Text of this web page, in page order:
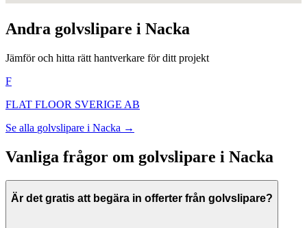
Andra golvslipare i Nacka
Jämför och hitta rätt hantverkare för ditt projekt
F
FLAT FLOOR SVERIGE AB
Se alla golvslipare i Nacka →
Vanliga frågor om golvslipare i Nacka
Är det gratis att begära in offerter från golvslipare?